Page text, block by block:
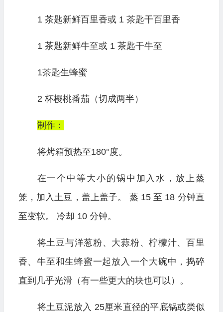
1 茶匙新鲜百里香或 1 茶匙干百里香
1 茶匙新鲜牛至或 1 茶匙干牛至
1茶匙生蜂蜜
2 杯樱桃番茄（切成两半）
制作：
将烤箱预热至180°度。
在一个中等大小的锅中加入水，放上蒸
笼，加入土豆，盖上盖子。 蒸 15 至 18 分钟直
至变软。 冷却 10 分钟。
将土豆与洋葱粉、大蒜粉、柠檬汁、百里
香、牛至和生蜂蜜一起放入一个大碗中，捣碎
直到几乎光滑（有一些更大的块也可以）。
将土豆泥放入 25厘米直径的平底锅或类似